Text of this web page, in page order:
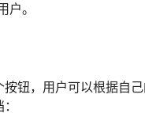
。
钮，用户可以根据自